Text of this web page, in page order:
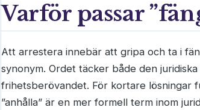
Varför passar
Att arrestera innebär att gripa och ta i
synonym. Ordet täcker både den
frihetsberövandet. För kortare lösningar
”anhålla” är en mer formell term inom